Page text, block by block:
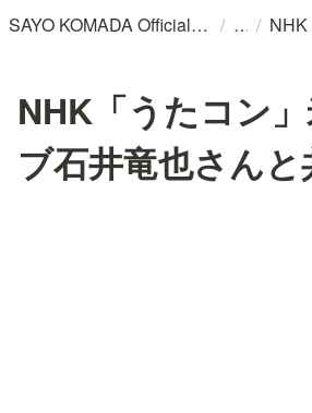
SAYO KOMADA Official WebSite / /
NHK「うたコン
ブ石井竜也さんと